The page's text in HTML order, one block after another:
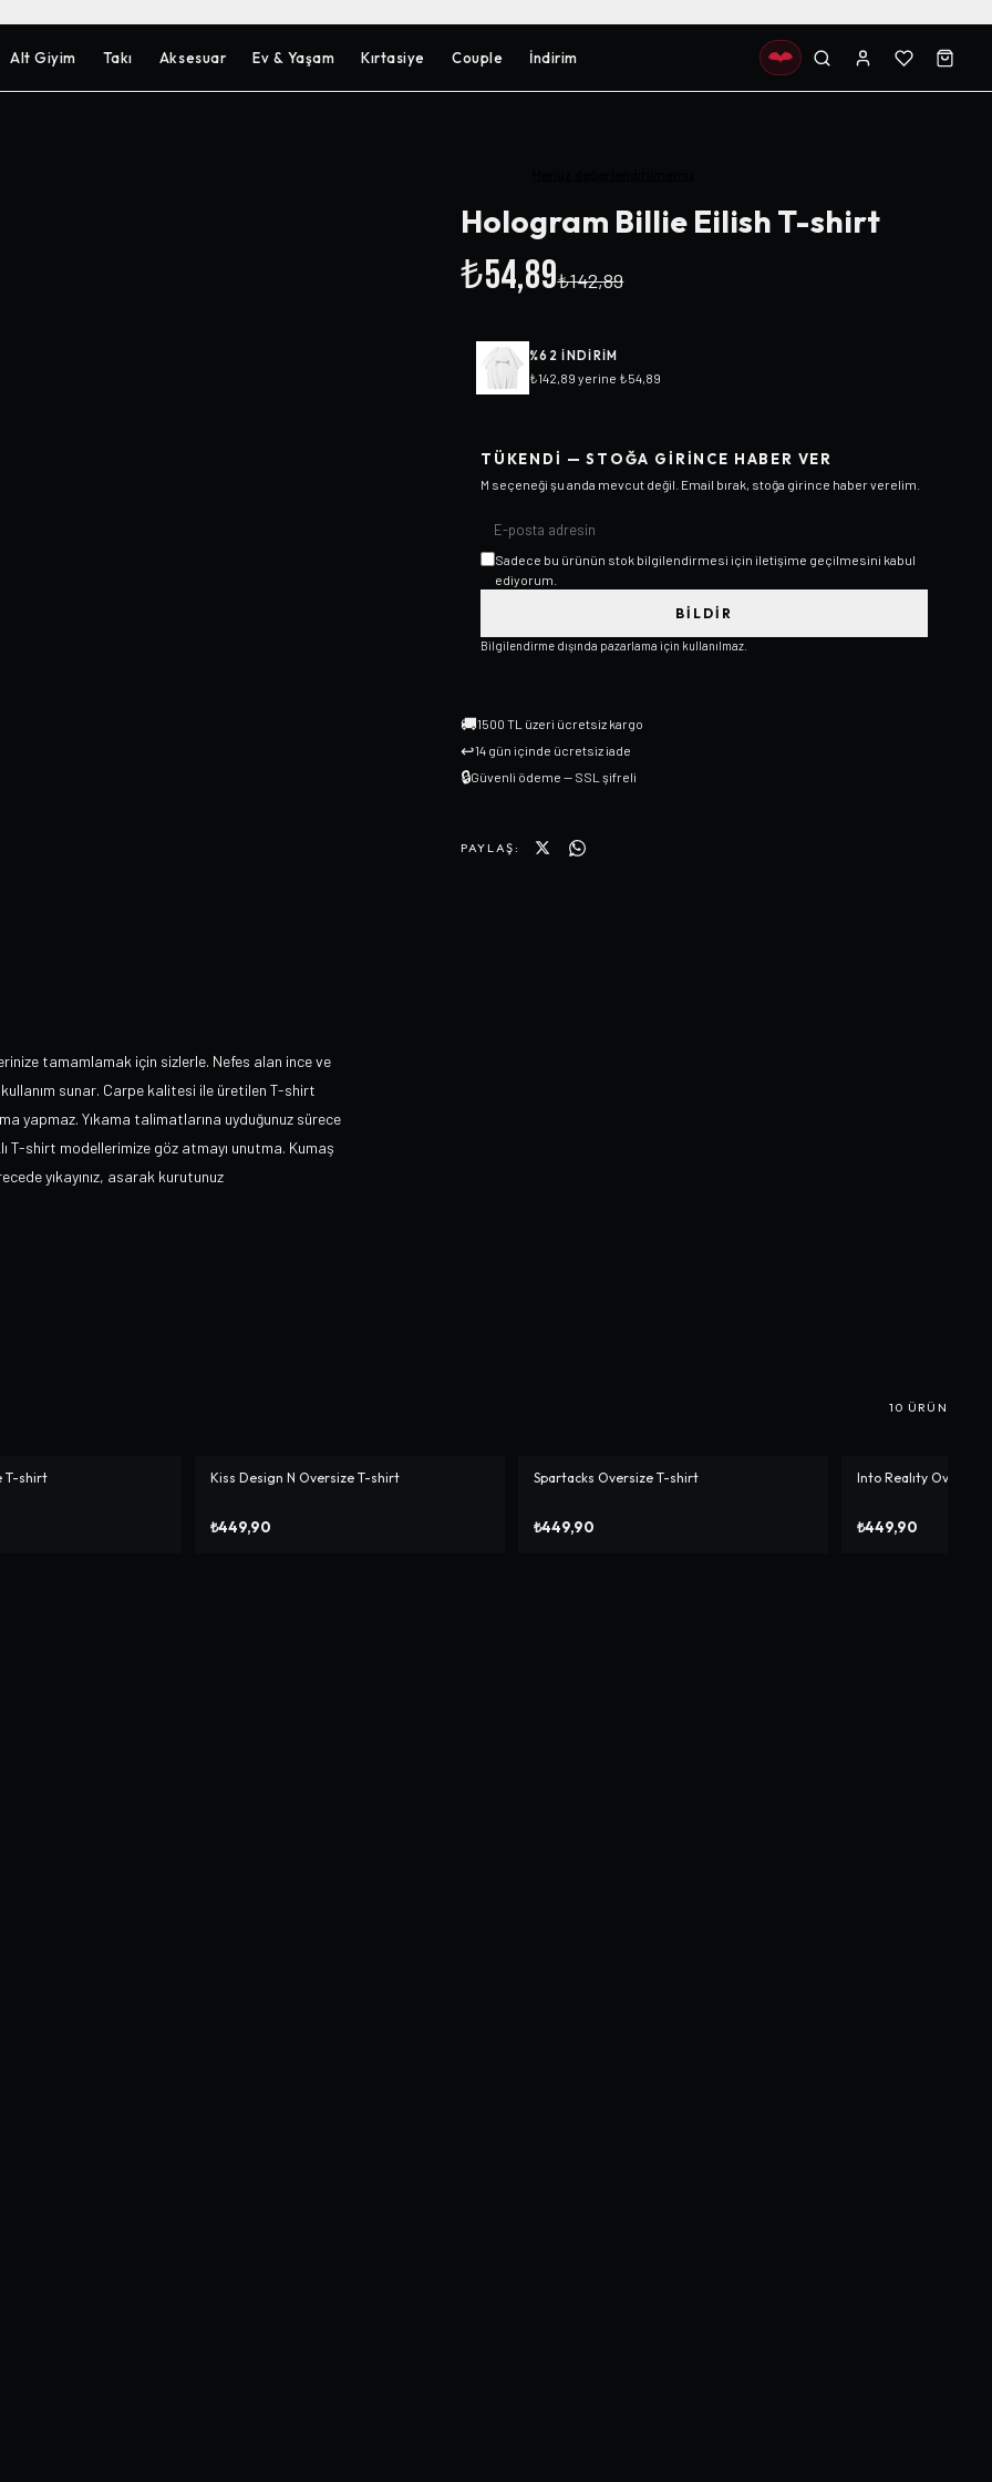
Alt Giyim Takı Aksesuar Ev & Yaşam Kırtasiye Couple İndirim
Hologram Billie Eilish T-shirt
₺54,89₺142,89
%62 INDIRIM
₺142,89 yerine ₺54,89
TÜKENDI — STOĞA GIRINCE HABER VER
M seçeneği şu anda mevcut değil. Email bırak, stoğa girince haber verelim.
Sadece bu ürünün stok bilgilendirmesi için iletişime geçilmesini kabul
ediyorum.
BILDIR
Bilgilendirme dışında pazarlama için kullanılmaz.
🚚1500 TL üzeri ücretsiz kargo
↩14 gün içinde ücretsiz iade
🔒Güvenli ödeme — SSL şifreli
PAYLAŞ:
tamamlamak için sizlerle. Nefes alan ince ve
sunar. Carpe kalitesi ile üretilen T-shirt
yapmaz. Yıkama talimatlarına uyduğunuz sürece
T-shirt modellerimize göz atmayı unutma. Kumaş
yıkayınız, asarak kurutunuz
10 ÜRÜN
T-shirt Kiss Design N Oversize T-shirt
₺449,90
Spartacks Oversize T-shirt
₺449,90
Into Realıty
₺449,90